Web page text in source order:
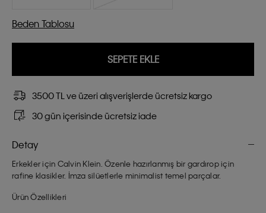
Beden Tablosu
SEPETE EKLE
3500 TL ve üzeri alışverişlerde ücretsiz kargo
30 gün içerisinde ücretsiz iade
Detay
Erkekler için Calvin Klein. Özenle hazırlanmış bir gardırop için
rafine klasikler. İmza silüetlerle minimalist temel parçalar.
Ürün Özellikleri